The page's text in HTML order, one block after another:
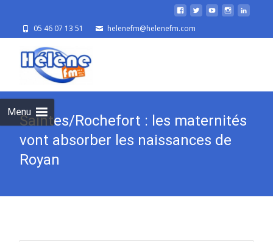
05 46 07 13 51 helenefm@helenefm.com
Menu
Saintes/Rochefort : les maternités
vont absorber les naissances de
Royan